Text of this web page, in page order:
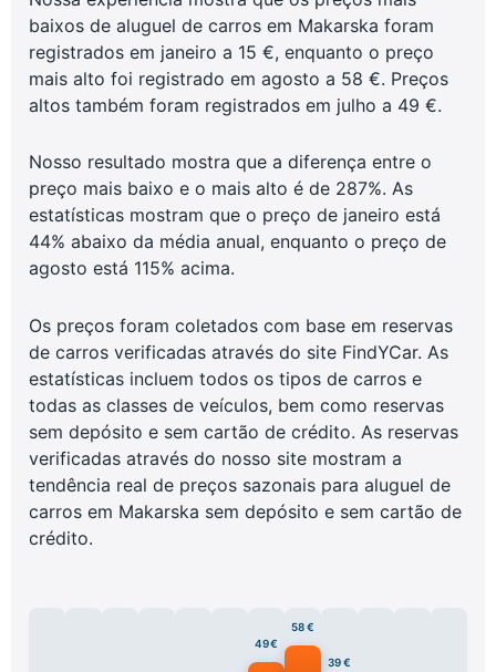
baixos de aluguel de carros em Makarska foram
registrados em janeiro a 15 €, enquanto o preço
mais alto foi registrado em agosto a 58 €. Preços
altos também foram registrados em julho a 49 €.
Nosso resultado mostra que a diferença entre o
preço mais baixo e o mais alto é de 287%. As
estatísticas mostram que o preço de janeiro está
44% abaixo da média anual, enquanto o preço de
agosto está 115% acima.
Os preços foram coletados com base em reservas
de carros verificadas através do site FindYCar. As
estatísticas incluem todos os tipos de carros e
todas as classes de veículos, bem como reservas
sem depósito e sem cartão de crédito. As reservas
verificadas através do nosso site mostram a
tendência real de preços sazonais para aluguel de
carros em Makarska sem depósito e sem cartão de
crédito.
49 €
58 €
39 €